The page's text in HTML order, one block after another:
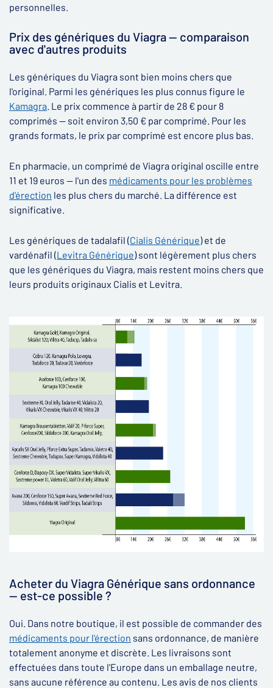
personnelles.
Prix des génériques du Viagra — comparaison
avec d'autres produits
Les génériques du Viagra sont bien moins chers que
l'original. Parmi les génériques les plus connus figure le
Kamagra. Le prix commence à partir de 28 € pour 8
comprimés — soit environ 3,50 € par comprimé. Pour les
grands formats, le prix par comprimé est encore plus bas.
En pharmacie, un comprimé de Viagra original oscille entre
11 et 19 euros — l'un des médicaments pour les problèmes
d'érection les plus chers du marché. La différence est
significative.
Les génériques de tadalafil (Cialis Générique) et de
vardénafil (Levitra Générique) sont légèrement plus chers
que les génériques du Viagra, mais restent moins chers que
leurs produits originaux Cialis et Levitra.
Acheter du Viagra Générique sans ordonnance
— est-ce possible ?
Oui. Dans notre boutique, il est possible de commander des
médicaments pour l'érection sans ordonnance, de manière
totalement anonyme et discrète. Les livraisons sont
effectuées dans toute l'Europe dans un emballage neutre,
sans aucune référence au contenu. Les avis de nos clients